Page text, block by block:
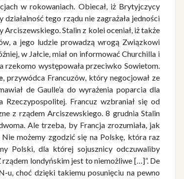
w rokowaniach. Obiecał, iż Brytyjczycy
tego rządu nie zagrażała jedności
Stalin z kolei oceniał, iż także
a jego ludzie prowadzą wrogą Związkowi
w Jałcie, miał on informować Churchilla i
rzekomo występowała przeciwko Sowietom.
, przywódca Francuzów, który negocjował ze
de Gaulle’a do wyrażenia poparcia dla
Francuz wzbraniał się od
z rządem Arciszewskiego. 8 grudnia Stalin
Ale trzeba, by Francja zrozumiała, jak
możemy zgodzić się na Polskę, która raz
Polski, dla której sojusznicy odczuwaliby
londyńskim jest to niemożliwe […]”. De
u, choć dzięki takiemu posunięciu na pewno